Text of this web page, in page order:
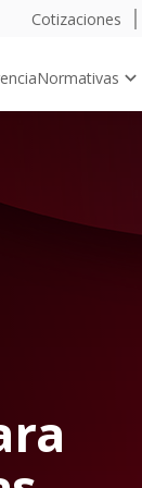
Cotizaciones
Normativas